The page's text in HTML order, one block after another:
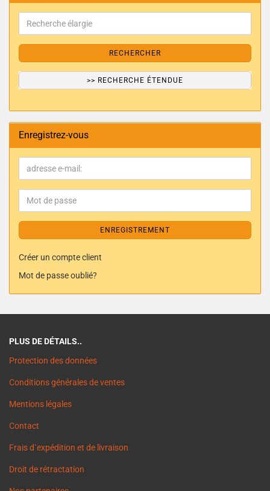
RECHERCHER
>> RECHERCHE ÉTENDUE
Enregistrez-vous
ENREGISTREMENT
Créer un compte client
Mot de passe oublié?
PLUS DE DÉTAILS..
Protection des données
Conditions générales de ventes
Mentions légales
Contact
Frais d`expédition et de livraison
Droit de rétractation